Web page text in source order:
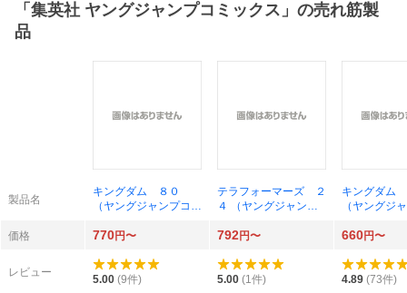
「 集英社 ヤングジャンプコミックス 」の売れ筋製
品
製品名
キングダム ８０
（ヤングジャンプコミ
テラフォーマーズ ２
４ （ヤングジャンプ
キングダム
（ヤングジ
価格
770円〜 792円〜 660円〜
レビュー
5.00 (9件) 5.00 (1件) 4.89 (73件)